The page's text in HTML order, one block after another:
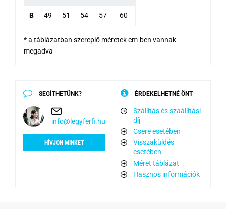
B 49 51 54 57 60
* a táblázatban szereplő méretek cm-ben vannak
megadva
SEGÍTHETÜNK?
info@legyferfi.hu
HÍVJON MINKET
ÉRDEKELHETNÉ ÖNT
Szállítás és szaállítási
díj
Csere esetében
Visszaküldés
esetében
Méret táblázat
Hasznos információk